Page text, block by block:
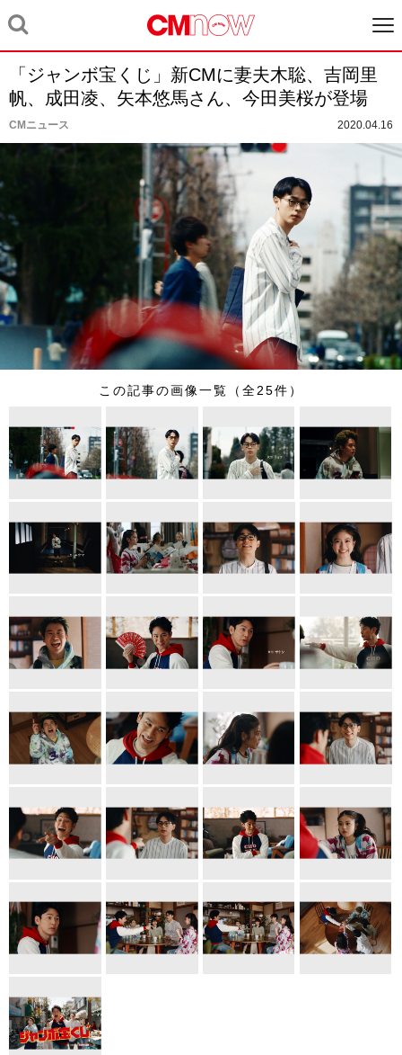
「ジャンボ宝くじ」新CMに妻夫木聡、吉岡里
帆、成田凌、矢本悠馬さん、今田美桜が登場
CMニュース 2020.04.16
この記事の画像一覧（全25件）